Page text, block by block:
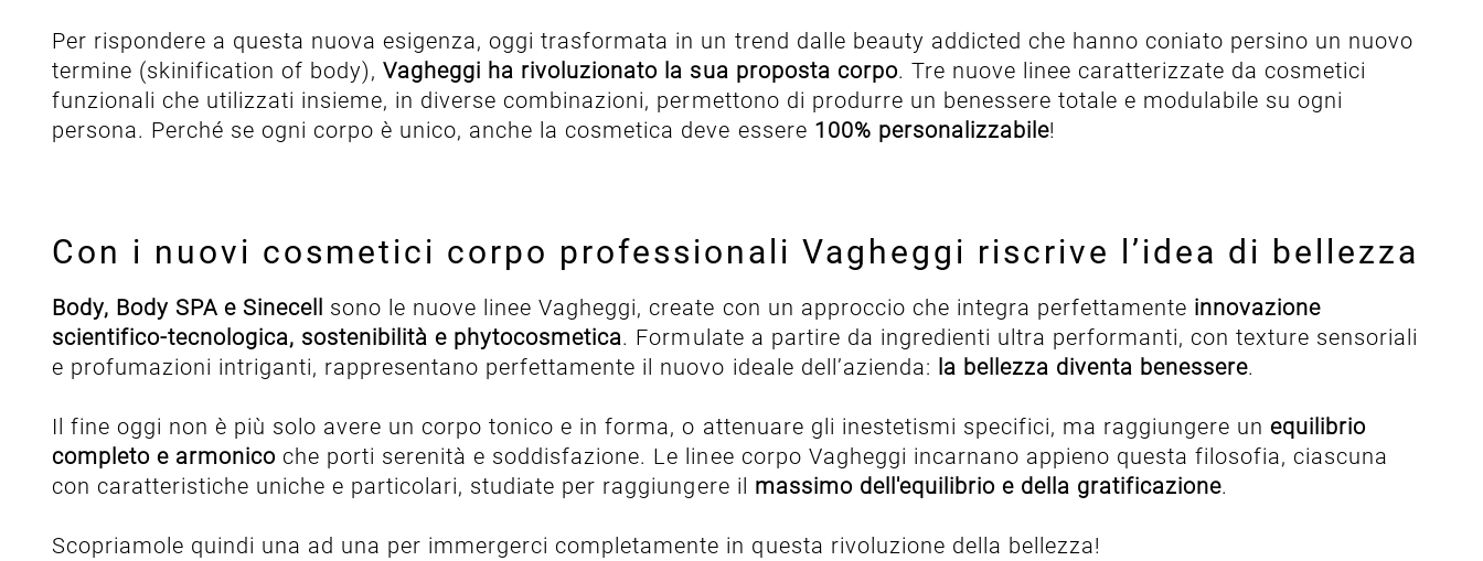
Per rispondere a questa nuova esigenza, oggi trasformata in un trend dalle beauty addicted che hanno coniato persino un nuovo
termine (skinification of body),Vagheggi ha rivoluzionato la sua proposta corpo. Tre nuove linee caratterizzate da cosmetici
funzionali che utilizzati insieme, in diverse combinazioni, permettono di produrre un benessere totale e modulabile su ogni
persona. Perché se ogni corpo è unico, anche la cosmetica deve essere 100% personalizzabile!
Con i nuovi cosmetici corpo professionali Vagheggi riscrive l’idea di bellezza
Body, Body SPA e Sinecell sono le nuove linee Vagheggi, create con un approccio che integra perfettamente innovazione
scientifico-tecnologica, sostenibilità e phytocosmetica. Formulate a partire da ingredienti ultra performanti, con texture sensoriali
e profumazioni intriganti, rappresentano perfettamente il nuovo ideale dell’azienda: la bellezza diventa benessere.
Il fine oggi non è più solo avere un corpo tonico e in forma, o attenuare gli inestetismi specifici, ma raggiungere un equilibrio
completo e armonico che porti serenità e soddisfazione. Le linee corpo Vagheggi incarnano appieno questa filosofia, ciascuna
con caratteristiche uniche e particolari, studiate per raggiungere il massimo dell'equilibrio e della gratificazione.
Scopriamole quindi una ad una per immergerci completamente in questa rivoluzione della bellezza!